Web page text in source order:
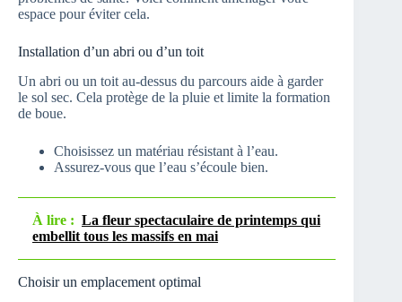
espace pour éviter cela.
Installation d’un abri ou d’un toit
Un abri ou un toit au-dessus du parcours aide à garder
le sol sec. Cela protège de la pluie et limite la formation
de boue.
Choisissez un matériau résistant à l’eau.
Assurez-vous que l’eau s’écoule bien.
À lire : La fleur spectaculaire de printemps qui
embellit tous les massifs en mai
Choisir un emplacement optimal